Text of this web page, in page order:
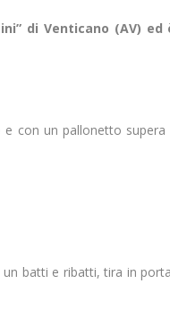
di Venticano (AV) ed
e con un pallonetto supera
batti e ribatti, tira in